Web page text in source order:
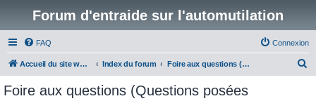
Forum d'entraide sur l'automutilation
FAQ Connexion
Accueil du site www.automutilations.info Index du forum Foire aux questions (Questions posées fréquemment)
Foire aux questions (Questions posées